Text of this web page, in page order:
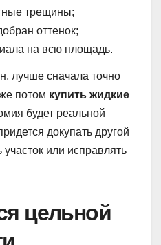
трещины;
оттенок;
на всю площадь.
лучше сначала точно
потом купить жидкие
будет реальной
докупать другой
или исправлять
цельной